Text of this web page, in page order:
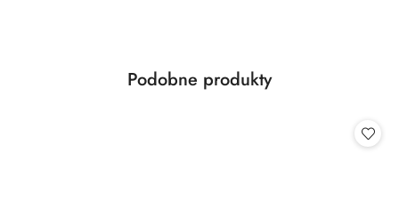
Pomiń karuzelę produktów
Produkty
Podobne produkty